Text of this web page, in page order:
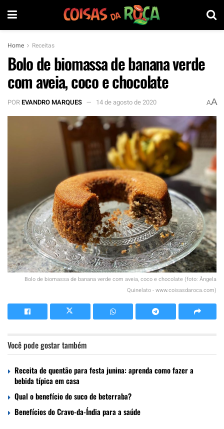
Home Receitas
Bolo de biomassa de banana verde
com aveia, coco e chocolate
POREVANDRO MARQUES 14 de agosto de 2020 AA
Bolo de biomassa de banana verde com aveia, coco e chocolate (foto: Ângela
Quinelato - www.coisasdaroca.com)
Você pode gostar também
Receita de quentão para festa junina: aprenda como fazer a
bebida típica em casa
Qual o benefício do suco de beterraba?
Benefícios do Cravo-da-Índia para a saúde